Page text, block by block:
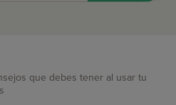
que debes tener al usar tu